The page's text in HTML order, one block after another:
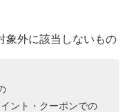
象外に該当しないもの
ント・クーポンでの